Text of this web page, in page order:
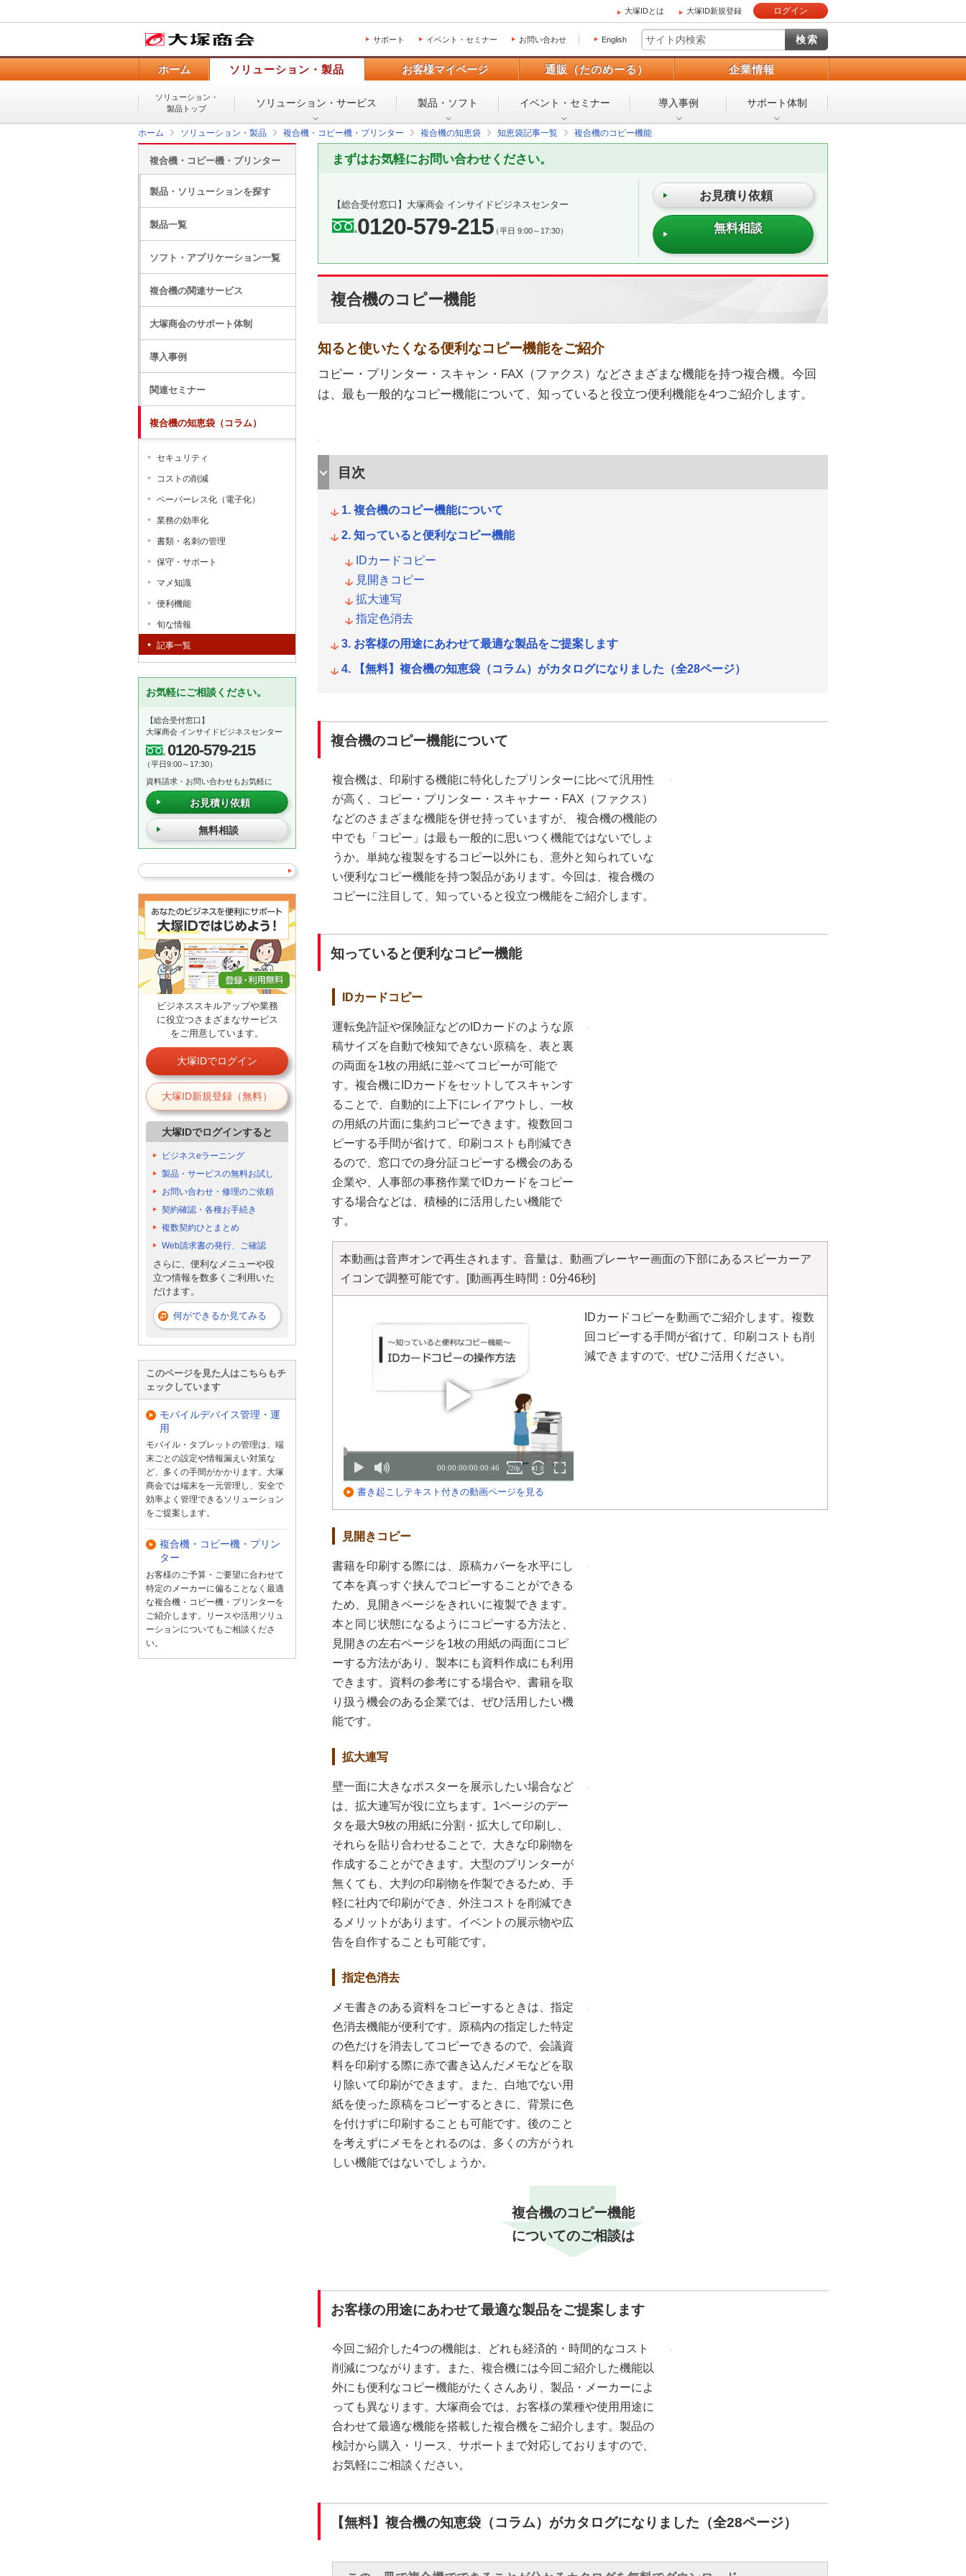
大塚IDとは 大塚ID新規登録 ログイン
サポート イベント・セミナー お問い合わせ English
ホーム ソリューション・製品 お客様マイページ 通販（たのめーる） 企業情報
ソリューション・
製品トップ
ソリューション・ サービス 製品・ソフト イベント・ セミナー 導入事例 サポート体制
ホーム ソリューション・製品 複合機・コピー機・プリンター 複合機の知恵袋 知恵袋記事一覧 複合機のコピー機能
まずはお気軽にお問い合わせください。
【総合受付窓口】 大塚商会 インサイドビジネスセンター
0120-579-215（平日 9:00～17:30）
お見積り依頼
無料相談
複合機のコピー機能
知ると使いたくなる便利なコピー機能をご紹介
コピー・プリンター・スキャン・FAX（ファクス）などさまざまな機能を持つ複合機。今回
は、最も一般的なコピー機能について、知っていると役立つ便利機能を4つご紹介します。
目次
複合機のコピー機能について
知っていると便利なコピー機能
IDカードコピー
見開きコピー
拡大連写
指定色消去
お客様の用途にあわせて最適な製品をご提案します
【無料】複合機の知恵袋（コラム）がカタログになりました（全28ページ）
複合機のコピー機能について
複合機は、印刷する機能に特化したプリンターに比べて汎用性
が高く、コピー・プリンター・スキャナー・FAX（ファクス）
などのさまざまな機能を併せ持っていますが、 複合機の機能の
中でも「コピー」は最も一般的に思いつく機能ではないでしょ
うか。単純な複製をするコピー以外にも、意外と知られていな
い便利なコピー機能を持つ製品があります。今回は、複合機の
コピーに注目して、知っていると役立つ機能をご紹介します。
知っていると便利なコピー機能
IDカードコピー
運転免許証や保険証などのIDカードのような原
稿サイズを自動で検知できない原稿を、表と裏
の両面を1枚の用紙に並べてコピーが可能で
す。複合機にIDカードをセットしてスキャンす
ることで、自動的に上下にレイアウトし、一枚
の用紙の片面に集約コピーできます。複数回コ
ピーする手間が省けて、印刷コストも削減でき
るので、窓口での身分証コピーする機会のある
企業や、人事部の事務作業でIDカードをコピー
する場合などは、積極的に活用したい機能で
す。
本動画は音声オンで再生されます。音量は、動画プレーヤー画面の下部にあるスピーカーア
イコンで調整可能です。
[動画再生時間：0分46秒]
書き起こしテキスト付きの動画ページを見る
IDカードコピーを動画でご紹介します。複数
回コピーする手間が省けて、印刷コストも削
減できますので、ぜひご活用ください。
見開きコピー
書籍を印刷する際には、原稿カバーを水平にし
て本を真っすぐ挟んでコピーすることができる
ため、見開きページをきれいに複製できます。
本と同じ状態になるようにコピーする方法と、
見開きの左右ページを1枚の用紙の両面にコピ
ーする方法があり、製本にも資料作成にも利用
できます。資料の参考にする場合や、書籍を取
り扱う機会のある企業では、ぜひ活用したい機
能です。
拡大連写
壁一面に大きなポスターを展示したい場合など
は、拡大連写が役に立ちます。1ページのデー
タを最大9枚の用紙に分割・拡大して印刷し、
それらを貼り合わせることで、大きな印刷物を
作成することができます。大型のプリンターが
無くても、大判の印刷物を作製できるため、手
軽に社内で印刷ができ、外注コストを削減でき
るメリットがあります。イベントの展示物や広
告を自作することも可能です。
指定色消去
メモ書きのある資料をコピーするときは、指定
色消去機能が便利です。原稿内の指定した特定
の色だけを消去してコピーできるので、会議資
料を印刷する際に赤で書き込んだメモなどを取
り除いて印刷ができます。また、白地でない用
紙を使った原稿をコピーするときに、背景に色
を付けずに印刷することも可能です。後のこと
を考えずにメモをとれるのは、多くの方がうれ
しい機能ではないでしょうか。
複合機のコピー機能
についてのご相談は
お客様の用途にあわせて最適な製品をご提案します
今回ご紹介した4つの機能は、どれも経済的・時間的なコスト
削減につながります。また、複合機には今回ご紹介した機能以
外にも便利なコピー機能がたくさんあり、製品・メーカーによ
っても異なります。大塚商会では、お客様の業種や使用用途に
合わせて最適な機能を搭載した複合機をご紹介します。製品の
検討から購入・リース、サポートまで対応しておりますので、
お気軽にご相談ください。
【無料】複合機の知恵袋（コラム）がカタログになりました（全28ページ）
複合機・コピー機・プリンター
製品・ソリューションを探す
製品一覧
ソフト・アプリケーション一覧
複合機の関連サービス
大塚商会のサポート体制
導入事例
関連セミナー
複合機の知恵袋（コラム）
セキュリティ
コストの削減
ペーパーレス化（電子化）
業務の効率化
書類・名刺の管理
保守・サポート
マメ知識
便利機能
旬な情報
記事一覧
お気軽にご相談ください。
【総合受付窓口】
大塚商会 インサイドビジネスセンター
0120-579-215
（平日9:00～17:30）
資料請求・お問い合わせもお気軽に
お見積り依頼
無料相談
ビジネススキルアップや業務
に役立つさまざまなサービス
をご用意しています。
大塚IDでログイン
大塚ID新規登録（無料）
大塚IDでログインすると
ビジネスeラーニング
製品・サービスの無料お試し
お問い合わせ・修理のご依頼
契約確認・各種お手続き
複数契約ひとまとめ
Web請求書の発行、ご確認
さらに、便利なメニューや役
立つ情報を数多くご利用いた
だけます。
何ができるか見てみる
このページを見た人はこちらもチ
ェックしています
モバイルデバイス管理・運
用
モバイル・タブレットの管理は、端
末ごとの設定や情報漏えい対策な
ど、多くの手間がかかります。大塚
商会では端末を一元管理し、安全で
効率よく管理できるソリューション
をご提案します。
複合機・コピー機・プリン
ター
お客様のご予算・ご要望に合わせて
特定のメーカーに偏ることなく最適
な複合機・コピー機・プリンターを
ご紹介します。リースや活用ソリュ
ーションについてもご相談くださ
い。